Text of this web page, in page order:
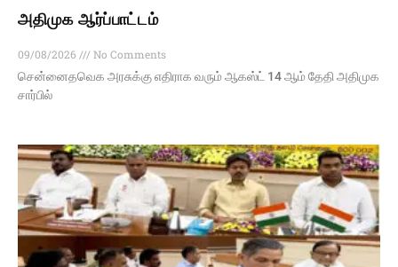
அதிமுக ஆர்ப்பாட்டம்
09/08/2026
No Comments
சென்னைதவெக அரசுக்கு எதிராக வரும் ஆகஸ்ட் 14 ஆம் தேதி அதிமுக
சார்பில்